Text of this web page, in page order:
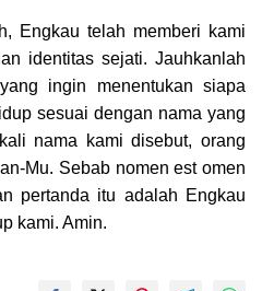
Engkau telah memberi kami
identitas sejati. Jauhkanlah
ingin menentukan siapa
sesuai dengan nama yang
nama kami disebut, orang
Mu. Sebab nomen est omen
pertanda itu adalah Engkau
kami. Amin.